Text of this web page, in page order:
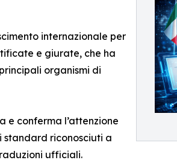
internazionale per
e giurate, che ha
organismi di
e conferma l’attenzione
standard riconosciuti a
ufficiali.